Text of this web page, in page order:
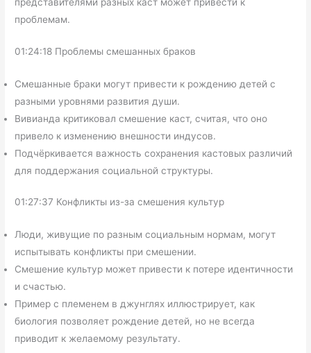
представителями разных каст может привести к
проблемам.
01:24:18 Проблемы смешанных браков
Смешанные браки могут привести к рождению детей с
разными уровнями развития души.
Вивианда критиковал смешение каст, считая, что оно
привело к изменению внешности индусов.
Подчёркивается важность сохранения кастовых различий
для поддержания социальной структуры.
01:27:37 Конфликты из-за смешения культур
Люди, живущие по разным социальным нормам, могут
испытывать конфликты при смешении.
Смешение культур может привести к потере идентичности
и счастью.
Пример с племенем в джунглях иллюстрирует, как
биология позволяет рождение детей, но не всегда
приводит к желаемому результату.